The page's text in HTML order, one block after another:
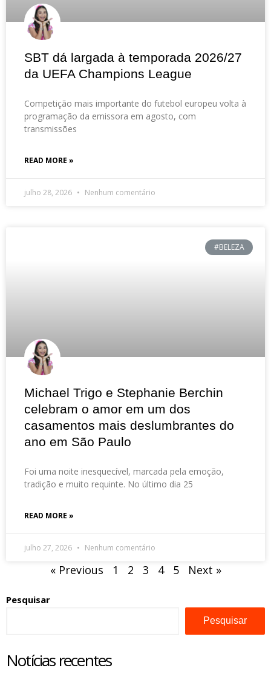
SBT dá largada à temporada 2026/27
da UEFA Champions League
Competição mais importante do futebol europeu volta à
programação da emissora em agosto, com
transmissões
READ MORE »
julho 28, 2026 Nenhum comentário
#BELEZA
Michael Trigo e Stephanie Berchin
celebram o amor em um dos
casamentos mais deslumbrantes do
ano em São Paulo
Foi uma noite inesquecível, marcada pela emoção,
tradição e muito requinte. No último dia 25
READ MORE »
julho 27, 2026 Nenhum comentário
« Previous 1 2 3 4 5 Next »
Pesquisar
Pesquisar
Notícias recentes